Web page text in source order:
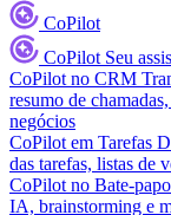
CoPilot
CoPilot Seu
CoPilot no CRM
resumo de
negócios
CoPilot em Tarefas
das tarefas, listas de
CoPilot no Bate-papo
IA, brainstorming e